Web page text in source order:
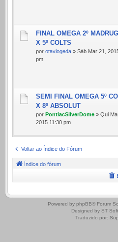
FINAL OMEGA 2º
X 5º COLTS
por otaviogeda » Sáb Mar 21,
pm
SEMI FINAL OMEGA 5º
X 8º ABSOLUT
por PontiacSilverDome » Qui
2015 11:30 pm
Voltar ao Índice do Fórum
Índice do fórum
.
Powered by phpBB® Forum
Designed by ST
Traduzido por: